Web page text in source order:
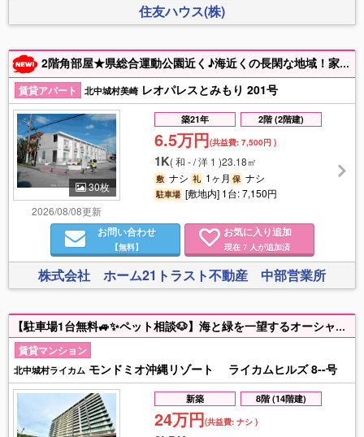
住友ハウス(株)
2階角部屋★県総合運動公園近く♪海近くの長閑な地域！家具家電付き＆住設備充実♪日当たり良し◎【初期費用の詳細は下記備考欄をご確認下さい】連帯保証人不要でスムーズ契約＆入居！
賃貸アパート 北中城村美崎 レオパレスとみもり 201号
30枚
2026/08/08更新
築21年 2階 (2階建)
6.5万円(共益費:7,500円 )
1K(和 - / 洋 1 )23.18㎡
敷 ナシ 礼 1ヶ月保 ナシ
駐車場 [敷地内] 1台: 7,150円
お問い合わせ
【無料】
お気に入り追加
現在 7 人が追加済
株式会社 ホーム21トラスト不動産 中部営業所
【駐車場1台無料🚙✨ペット相談🐶】海と緑を一望するオーシャンビューで上質な暮らしはじめませんか？この開放感、現地でご体感ください🌴🌺内覧予約受付中です！！
賃貸マンション
北中城村ライカム モンドミオ沖縄リゾート ライカムヒルズ 8--号
新築 8階 (14階建)
24万円(共益費:ナシ )